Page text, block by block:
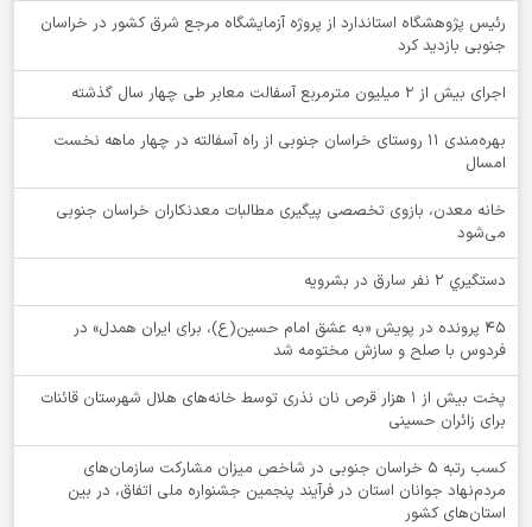
رئیس پژوهشگاه استاندارد از پروژه آزمایشگاه مرجع شرق کشور در خراسان
جنوبی بازدید کرد
اجرای بیش از ۲ میلیون مترمربع آسفالت معابر طی چهار سال گذشته
بهره‌مندی ۱۱ روستای خراسان جنوبی از راه آسفالته در چهار ماهه نخست
امسال
خانه معدن، بازوی تخصصی پیگیری مطالبات معدنکاران خراسان جنوبی
می‌شود
دستگيري 2 نفر سارق در بشرويه
۴۵ پرونده در پویش «به عشق امام حسین(ع)، برای ایران همدل» در
فردوس با صلح و سازش مختومه شد
پخت بیش از 1 هزار قرص نان نذری توسط خانه‌های هلال شهرستان قائنات
برای زائران حسینی
کسب رتبه ۵ خراسان جنوبی در شاخص میزان مشارکت سازمان‌های
مردم‌نهاد جوانان استان در فرآیند پنجمین جشنواره ملی اتفاق، در بین
استان‌های کشور